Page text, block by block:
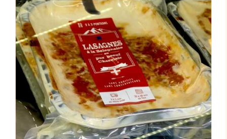
AJOUTER AU PANIER
/
DÉTAILS